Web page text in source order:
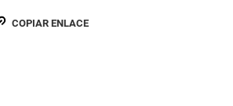
COPIAR ENLACE